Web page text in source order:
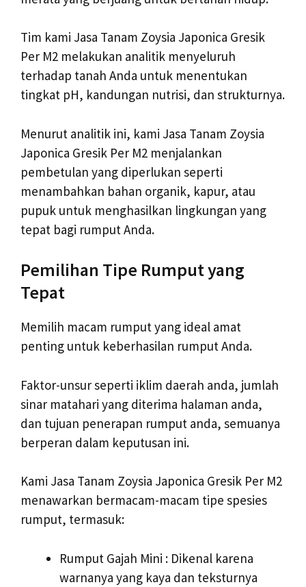
Tim kami Jasa Tanam Zoysia Japonica Gresik
Per M2 melakukan analitik menyeluruh
terhadap tanah Anda untuk menentukan
tingkat pH, kandungan nutrisi, dan strukturnya.
Menurut analitik ini, kami Jasa Tanam Zoysia
Japonica Gresik Per M2 menjalankan
pembetulan yang diperlukan seperti
menambahkan bahan organik, kapur, atau
pupuk untuk menghasilkan lingkungan yang
tepat bagi rumput Anda.
Pemilihan Tipe Rumput yang
Tepat
Memilih macam rumput yang ideal amat
penting untuk keberhasilan rumput Anda.
Faktor-unsur seperti iklim daerah anda, jumlah
sinar matahari yang diterima halaman anda,
dan tujuan penerapan rumput anda, semuanya
berperan dalam keputusan ini.
Kami Jasa Tanam Zoysia Japonica Gresik Per M2
menawarkan bermacam-macam tipe spesies
rumput, termasuk:
Rumput Gajah Mini : Dikenal karena
warnanya yang kaya dan teksturnya